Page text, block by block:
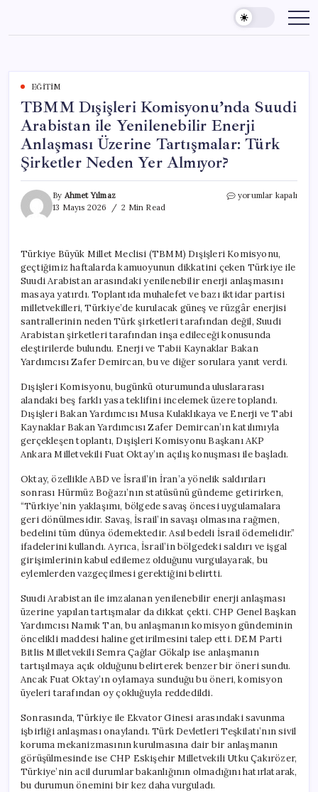
content
EĞITIM
TBMM Dışişleri Komisyonu’nda Suudi
Arabistan ile Yenilenebilir Enerji
Anlaşması Üzerine Tartışmalar: Türk
Şirketler Neden Yer Almıyor?
By Ahmet Yılmaz
13 Mayıs 2026
2 Min Read
TBMM
ile
Yenilenebilir
Enerji
Anlaşması
Üzerine
Tartışmalar:
Türk
Şirketler
Neden
Yer
için
yorumlar kapalı
Türkiye Büyük Millet Meclisi (TBMM) Dışişleri Komisyonu,
geçtiğimiz haftalarda kamuoyunun dikkatini çeken Türkiye ile
Suudi Arabistan arasındaki yenilenebilir enerji anlaşmasını
masaya yatırdı. Toplantıda muhalefet ve bazı iktidar partisi
milletvekilleri, Türkiye’de kurulacak güneş ve rüzgâr enerjisi
santrallerinin neden Türk şirketleri tarafından değil, Suudi
Arabistan şirketleri tarafından inşa edileceği konusunda
eleştirilerde bulundu. Enerji ve Tabii Kaynaklar Bakan
Yardımcısı Zafer Demircan, bu ve diğer sorulara yanıt verdi.
Dışişleri Komisyonu, bugünkü oturumunda uluslararası
alandaki beş farklı yasa teklifini incelemek üzere toplandı.
Dışişleri Bakan Yardımcısı Musa Kulaklıkaya ve Enerji ve Tabi
Kaynaklar Bakan Yardımcısı Zafer Demircan’ın katılımıyla
gerçekleşen toplantı, Dışişleri Komisyonu Başkanı AKP
Ankara Milletvekili Fuat Oktay’ın açılış konuşması ile başladı.
Oktay, özellikle ABD ve İsrail’in İran’a yönelik saldırıları
sonrası Hürmüz Boğazı’nın statüsünü gündeme getirirken,
“Türkiye’nin yaklaşımı, bölgede savaş öncesi uygulamalara
geri dönülmesidir. Savaş, İsrail’in savaşı olmasına rağmen,
bedelini tüm dünya ödemektedir. Asıl bedeli İsrail ödemelidir.”
ifadelerini kullandı. Ayrıca, İsrail’in bölgedeki saldırı ve işgal
girişimlerinin kabul edilemez olduğunu vurgulayarak, bu
eylemlerden vazgeçilmesi gerektiğini belirtti.
Suudi Arabistan ile imzalanan yenilenebilir enerji anlaşması
üzerine yapılan tartışmalar da dikkat çekti. CHP Genel Başkan
Yardımcısı Namık Tan, bu anlaşmanın komisyon gündeminin
öncelikli maddesi haline getirilmesini talep etti. DEM Parti
Bitlis Milletvekili Semra Çağlar Gökalp ise anlaşmanın
tartışılmaya açık olduğunu belirterek benzer bir öneri sundu.
Ancak Fuat Oktay’ın oylamaya sunduğu bu öneri, komisyon
üyeleri tarafından oy çokluğuyla reddedildi.
Sonrasında, Türkiye ile Ekvator Ginesi arasındaki savunma
işbirliği anlaşması onaylandı. Türk Devletleri Teşkilatı’nın sivil
koruma mekanizmasının kurulmasına dair bir anlaşmanın
görüşülmesinde ise CHP Eskişehir Milletvekili Utku Çakırözer,
Türkiye’nin acil durumlar bakanlığının olmadığını hatırlatarak,
bu durumun önemini bir kez daha vurguladı.